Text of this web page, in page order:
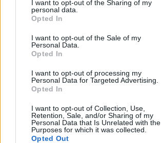
I want to opt-out of the Sharing of my
personal data.
Opted In
I want to opt-out of the Sale of my
Personal Data.
Opted In
I want to opt-out of processing my
Personal Data for Targeted Advertising.
Opted In
I want to opt-out of Collection, Use,
Retention, Sale, and/or Sharing of my
Personal Data that Is Unrelated with the
Purposes for which it was collected.
Opted Out
In evidenza